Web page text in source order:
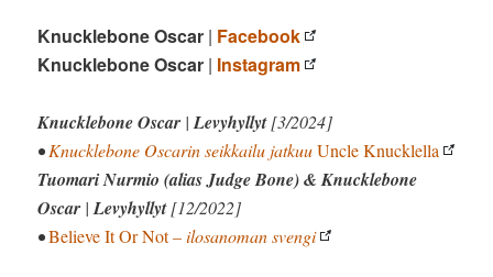
Knucklebone Oscar | Facebook
Knucklebone Oscar | Instagram
Knucklebone Oscar |Levyhyllyt[3/2024]
•Knucklebone Oscarin seikkailu jatkuuUncle Knucklella
Tuomari Nurmio (alias Judge Bone) & Knucklebone
Oscar |Levyhyllyt[12/2022]
•Believe It Or Not– ilosanoman svengi